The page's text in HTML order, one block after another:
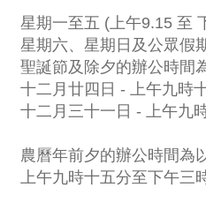
星期一至五 (上午9.15 至
星期六、星期日及公眾假
聖誕節及除夕的辦公時間
十二月廿四日 - 上午九時
十二月三十一日 - 上午九
農曆年前夕的辦公時間為
上午九時十五分至下午三